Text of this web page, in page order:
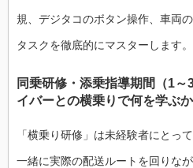
規、デジタコのボタン操作、車両
タスクを徹底的にマスターします。
同乗研修・添乗指導期間（1
イバーとの横乗りで何を学ぶか
「横乗り研修」は未経験者にとっ
一緒に実際の配送ルートを回りな